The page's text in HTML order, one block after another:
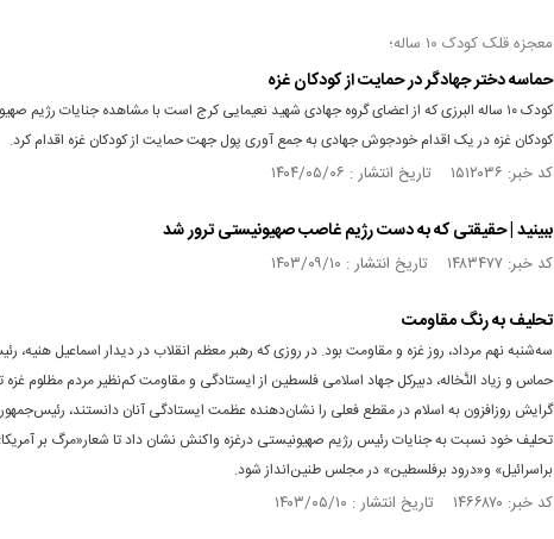
معجزه قلک کودک ۱۰ ساله؛
حماسه دختر جهادگر در حمایت از کودکان غزه
کودک ۱۰ ساله البرزی که از اعضای گروه جهادی شهید نعیمایی کرج است با مشاهده جنایات رژیم
کودکان غزه در یک اقدام خودجوش جهادی به جمع آوری پول جهت حمایت از کودکان غزه اقدام کرد.
کد خبر: ۱۵۱۲۰۳۶ تاریخ انتشار : ۱۴۰۴/۰۵/۰۶
ببینید | حقیقتی که به دست رژیم غاصب صهیونیستی ترور شد
کد خبر: ۱۴۸۳۴۷۷ تاریخ انتشار : ۱۴۰۳/۰۹/۱۰
تحلیف به رنگ مقاومت
سه‌شنبه نهم مرداد،‌ روز غزه و مقاومت بود. در روزی که رهبر معظم انقلاب در دیدار اسماعیل هنیه،
حماس و زیاد النَّخاله، دبیرکل جهاد اسلامی فلسطین از ایستادگی و مقاومت کم‌نظیر مردم مظلوم غزه
گرایش روزافزون به اسلام در مقطع فعلی را نشان‌دهنده عظمت ایستادگی آنان دانستند، رئیس‌جمهور
تحلیف خود نسبت به جنایات رئیس رژیم صهیونیستی درغزه واکنش نشان داد تا شعار«مرگ بر
براسرائیل» و«درود برفلسطین» در مجلس طنین‌انداز شود.
کد خبر: ۱۴۶۶۸۷۰ تاریخ انتشار : ۱۴۰۳/۰۵/۱۰